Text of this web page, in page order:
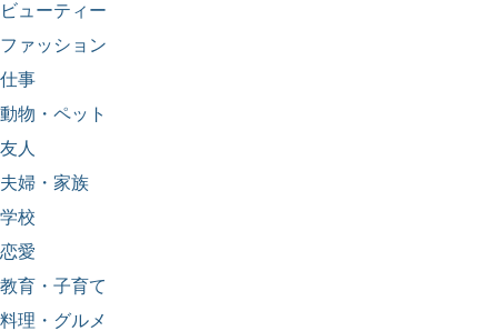
ビューティー
ファッション
仕事
動物・ペット
友人
夫婦・家族
学校
恋愛
教育・子育て
料理・グルメ